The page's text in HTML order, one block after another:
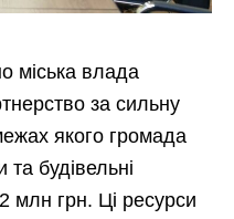
міська влада
за сильну
якого громада
будівельні
млн грн. Ці ресурси